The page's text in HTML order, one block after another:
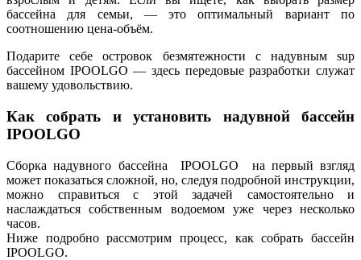
бассейна для семьи, — это оптимальный вариант по
соотношению цена-объём.
Подарите себе островок безмятежности с надувным sup
бассейном IPOOLGO — здесь передовые разработки служат
вашему удовольствию.
Как собрать и установить надувной бассейн
IPOOLGO
Сборка надувного бассейна IPOOLGO на первый взгляд
может показаться сложной, но, следуя подробной инструкции,
можно справиться с этой задачей самостоятельно и
наслаждаться собственным водоемом уже через несколько
часов.
Ниже подробно рассмотрим процесс, как собрать бассейн
IPOOLGO.